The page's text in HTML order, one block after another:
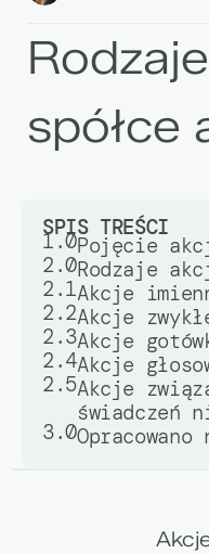
spółce
SPIS TREŚCI
1.0Pojęcie
2.0Rodzaje
2.1Akcje
2.2Akcje
2.3Akcje
2.4Akcje
2.5Akcje
świadczeń
3.0